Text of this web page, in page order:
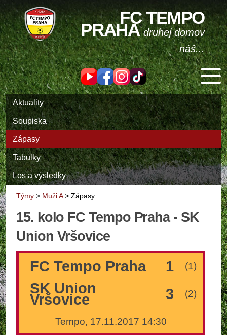
FC TEMPO
PRAHAdruhej domov
náš...
Aktuality
Soupiska
Zápasy
Tabulky
Los a výsledky
Týmy > Muži A> Zápasy
15. kolo FC Tempo Praha - SK
Union Vršovice
FC Tempo Praha 1 (1)
SK Union
Vršovice 3 (2)
Tempo, 17.11.2017 14:30